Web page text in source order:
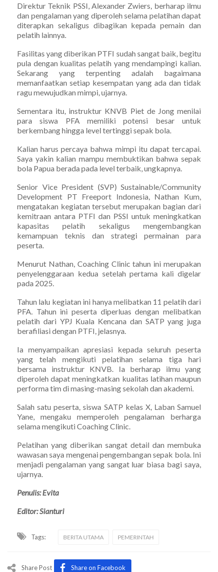
Direktur Teknik PSSI, Alexander Zwiers, berharap ilmu
dan pengalaman yang diperoleh selama pelatihan dapat
diterapkan sekaligus dibagikan kepada pemain dan
pelatih lainnya.
Fasilitas yang diberikan PTFI sudah sangat baik, begitu
pula dengan kualitas pelatih yang mendampingi kalian.
Sekarang yang terpenting adalah bagaimana
memanfaatkan setiap kesempatan yang ada dan tidak
ragu mewujudkan mimpi, ujarnya.
Sementara itu, instruktur KNVB Piet de Jong menilai
para siswa PFA memiliki potensi besar untuk
berkembang hingga level tertinggi sepak bola.
Kalian harus percaya bahwa mimpi itu dapat tercapai.
Saya yakin kalian mampu membuktikan bahwa sepak
bola Papua berada pada level terbaik, ungkapnya.
Senior Vice President (SVP) Sustainable/Community
Development PT Freeport Indonesia, Nathan Kum,
mengatakan kegiatan tersebut merupakan bagian dari
kemitraan antara PTFI dan PSSI untuk meningkatkan
kapasitas pelatih sekaligus mengembangkan
kemampuan teknis dan strategi permainan para
peserta.
Menurut Nathan, Coaching Clinic tahun ini merupakan
penyelenggaraan kedua setelah pertama kali digelar
pada 2025.
Tahun lalu kegiatan ini hanya melibatkan 11 pelatih dari
PFA. Tahun ini peserta diperluas dengan melibatkan
pelatih dari YPJ Kuala Kencana dan SATP yang juga
berafiliasi dengan PTFI, jelasnya.
Ia menyampaikan apresiasi kepada seluruh peserta
yang telah mengikuti pelatihan selama tiga hari
bersama instruktur KNVB. Ia berharap ilmu yang
diperoleh dapat meningkatkan kualitas latihan maupun
performa tim di masing-masing sekolah dan akademi.
Salah satu peserta, siswa SATP kelas X, Laban Samuel
Yane, mengaku memperoleh pengalaman berharga
selama mengikuti Coaching Clinic.
Pelatihan yang diberikan sangat detail dan membuka
wawasan saya mengenai pengembangan sepak bola. Ini
menjadi pengalaman yang sangat luar biasa bagi saya,
ujarnya.
Penulis: Evita
Editor: Sianturi
Tags: BERITA UTAMA PEMERINTAH
Share Post Share on Facebook